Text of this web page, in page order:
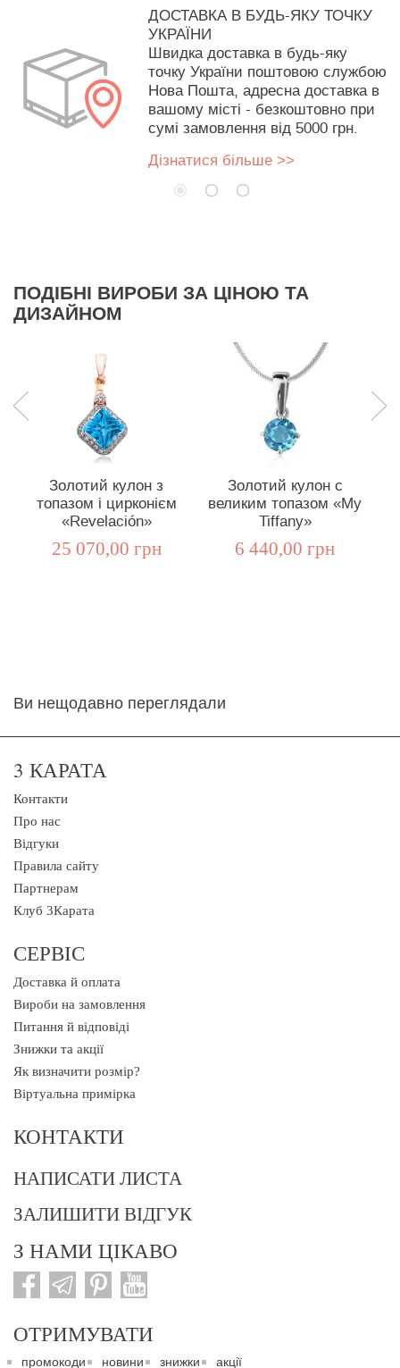
ДОСТАВКА В БУДЬ-ЯКУ ТОЧКУ
УКРАЇНИ
Швидка доставка в будь-яку
точку України поштовою службою
Нова Пошта, адресна доставка в
вашому місті - безкоштовно при
сумі замовлення від 5000 грн.
Дізнатися більше >>
ПОДІБНІ ВИРОБИ ЗА ЦІНОЮ ТА
ДИЗАЙНОМ
Золотий кулон з
топазом і цирконієм
«Revelación»
25 070,00 грн
Золотий кулон с
великим топазом «My
Tiffany»
6 440,00 грн
Ви нещодавно переглядали
3 КАРАТА
Контакти
Про нас
Відгуки
Правила сайту
Партнерам
Клуб 3Карата
СЕРВІС
Доставка й оплата
Вироби на замовлення
Питання й відповіді
Знижки та акції
Як визначити розмір?
Віртуальна примірка
КОНТАКТИ
НАПИСАТИ ЛИСТА
ЗАЛИШИТИ ВІДГУК
З НАМИ ЦІКАВО
ОТРИМУВАТИ
промокоди новини знижки акції